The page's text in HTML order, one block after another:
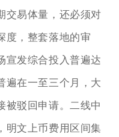
交易体量，还必须对
度，整套落地的审
宣发综合投入普遍达
遍在一至三个月，大
被驳回申请。二线中
明文上币费用区间集